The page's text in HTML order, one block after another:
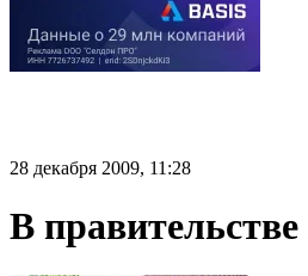
28 декабря 2009, 11:28
В